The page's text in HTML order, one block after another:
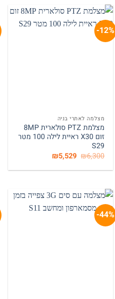
12%-
מצלמה לאתרי בניה
מצלמת PTZ סולארית 8MP
זום X30 ראיית לילה 100 מטר
S29
₪6,300 המחיר
המקורי
היה:
₪5,529
הוא:
44%-